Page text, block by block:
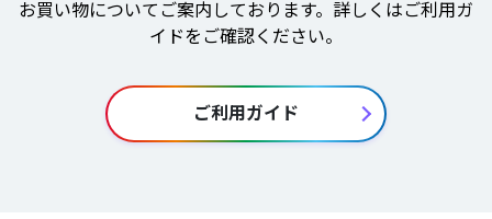
お買い物についてご案内しております。詳しくはご利用ガ
イドをご確認ください。
ご利用ガイド